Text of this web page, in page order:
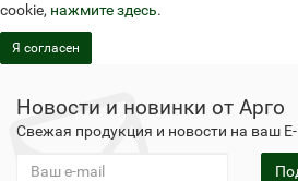
cookie, нажмите здесь.
Я согласен
Новости и новинки от Арго
Свежая продукция и новости на ваш E-